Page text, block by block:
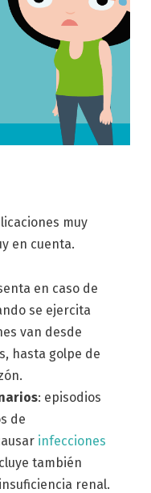
muy
en cuenta.
en caso de
se ejercita
van desde
hasta golpe de
: episodios
de
infecciones
también
renal.